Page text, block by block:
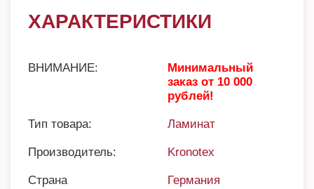
ХАРАКТЕРИСТИКИ
ВНИМАНИЕ:
Минимальный
заказ от 10 000
рублей!
Тип товара: Ламинат
Производитель: Kronotex
Страна
Германия